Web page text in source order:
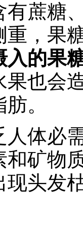
有蔗糖
重，果
入的果
果也会
。
人体必
和矿物
现头发